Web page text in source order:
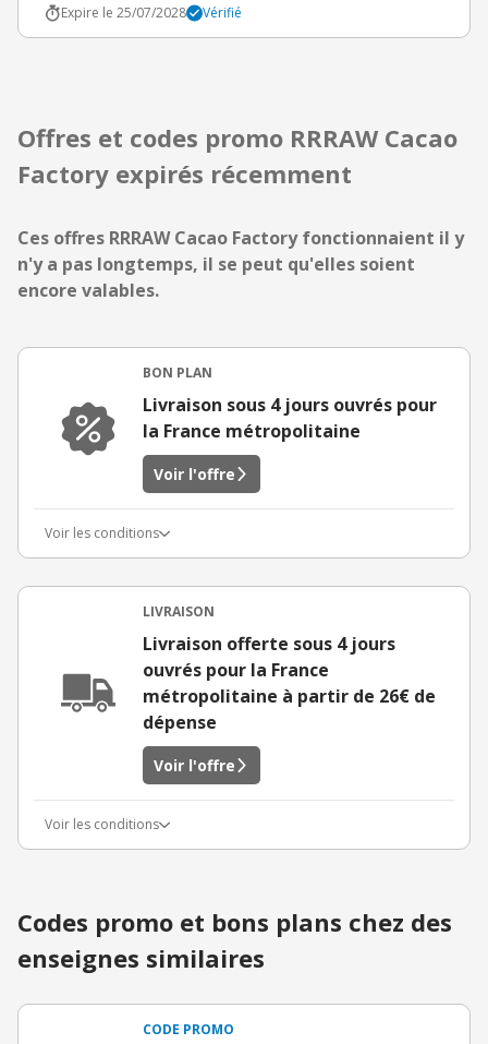
Expire le 25/07/2028 Vérifié
Offres et codes promo RRRAW Cacao
Factory expirés récemment
Ces offres RRRAW Cacao Factory fonctionnaient il y
n'y a pas longtemps, il se peut qu'elles soient
encore valables.
BON PLAN
Livraison sous 4 jours ouvrés pour
la France métropolitaine
Voir l'offre
Voir les conditions
LIVRAISON
Livraison offerte sous 4 jours
ouvrés pour la France
métropolitaine à partir de 26€ de
dépense
Voir l'offre
Voir les conditions
Codes promo et bons plans chez des
enseignes similaires
CODE PROMO